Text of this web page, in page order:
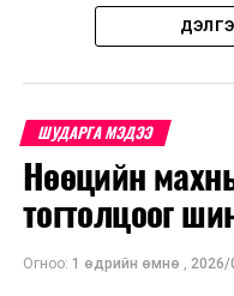
үнийн өсөлт
дахин өсөж, ОХУ
авах шатахууны үнэ
Иймд дотоодын
сааруулахын тулд
татварыг тэглэх
танилцуулсан байна.
ШУДАРГА МЭДЭЭ
Нөөцийн
тогтолцоог
Огноо: 1 өдрийн өмнө , 2026/